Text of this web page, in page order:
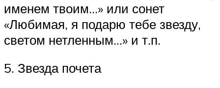
именем твоим…» или сонет
«Любимая, я подарю тебе звезду,
светом нетленным…» и т.п.
5. Звезда почета